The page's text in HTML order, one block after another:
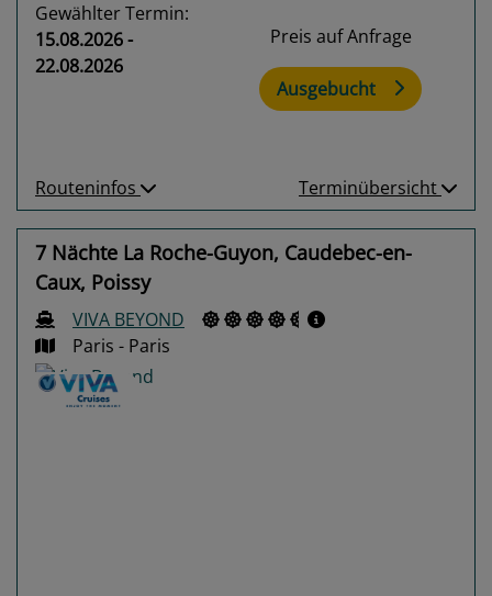
Gewählter Termin:
15.08.2026 -
22.08.2026
Preis auf Anfrage
Ausgebucht
Routeninfos Terminübersicht
7 Nächte La Roche-Guyon, Caudebec-en-
Caux, Poissy
VIVA BEYOND
Paris - Paris